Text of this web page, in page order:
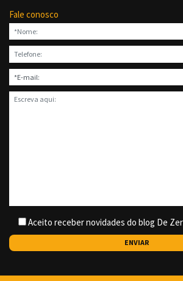
Fale conosco
Aceito receber novidades do blog De